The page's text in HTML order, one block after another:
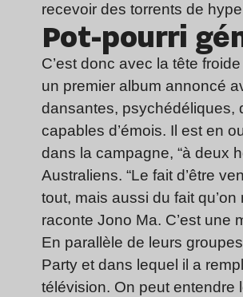
recevoir des torrents de
Pot-pourri
C’est donc avec la tête
un premier album annoncé
dansantes, psychédéliques,
capables d’émois. Il est en
dans la campagne, “à deux
Australiens. “Le fait d’être
tout, mais aussi du fait
raconte Jono Ma. C’est une
En parallèle de leurs
Party et dans lequel il a
télévision. On peut entendre